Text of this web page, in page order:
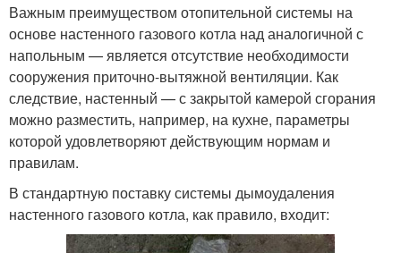
Важным преимуществом отопительной системы на
основе настенного газового котла над аналогичной с
напольным — является отсутствие необходимости
сооружения приточно-вытяжной вентиляции. Как
следствие, настенный — с закрытой камерой сгорания
можно разместить, например, на кухне, параметры
которой удовлетворяют действующим нормам и
правилам.
В стандартную поставку системы дымоудаления
настенного газового котла, как правило, входит: